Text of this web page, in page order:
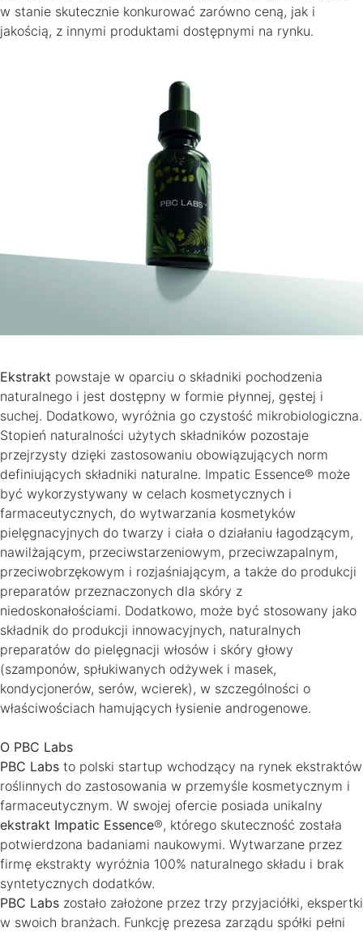
w stanie skutecznie konkurować zarówno ceną, jak i
jakością, z innymi produktami dostępnymi na rynku.
Ekstrakt powstaje w oparciu o składniki pochodzenia
naturalnego i jest dostępny w formie płynnej, gęstej i
suchej. Dodatkowo, wyróżnia go czystość mikrobiologiczna.
Stopień naturalności użytych składników pozostaje
przejrzysty dzięki zastosowaniu obowiązujących norm
definiujących składniki naturalne. Impatic Essence® może
być wykorzystywany w celach kosmetycznych i
farmaceutycznych, do wytwarzania kosmetyków
pielęgnacyjnych do twarzy i ciała o działaniu łagodzącym,
nawilżającym, przeciwstarzeniowym, przeciwzapalnym,
przeciwobrzękowym i rozjaśniającym, a także do produkcji
preparatów przeznaczonych dla skóry z
niedoskonałościami. Dodatkowo, może być stosowany jako
składnik do produkcji innowacyjnych, naturalnych
preparatów do pielęgnacji włosów i skóry głowy
(szamponów, spłukiwanych odżywek i masek,
kondycjonerów, serów, wcierek), w szczególności o
właściwościach hamujących łysienie androgenowe.
O PBC Labs
PBC Labs to polski startup wchodzący na rynek ekstraktów
roślinnych do zastosowania w przemyśle kosmetycznym i
farmaceutycznym. W swojej ofercie posiada unikalny
ekstrakt Impatic Essence®, którego skuteczność została
potwierdzona badaniami naukowymi. Wytwarzane przez
firmę ekstrakty wyróżnia 100% naturalnego składu i brak
syntetycznych dodatków.
PBC Labs zostało założone przez trzy przyjaciółki, ekspertki
w swoich branżach. Funkcję prezesa zarządu spółki pełni